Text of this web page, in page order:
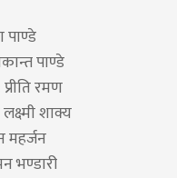
पाण्डे
पाण्डे
रमण
शाक्य
महर्जन
भण्डारी